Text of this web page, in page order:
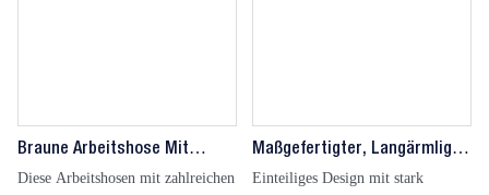
Braune Arbeitshose Mit
Mehreren Taschen, Geeignet
Diese Arbeitshosen mit zahlreichen
Maßgefertigter, Langärmliger,
Reflektierender Schutzoverall
Einteiliges Design mit stark